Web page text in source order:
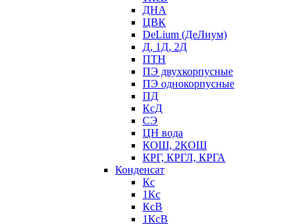
ДНА
ЦВК
DeLium (ДеЛиум)
Д, 1Д, 2Д
ПТН
ПЭ двухкорпусные
ПЭ однокорпусные
ПД
КсД
СЭ
ЦН вода
КОШ, 2КОШ
КРГ, КРГЛ, КРГА
Конденсат
Кс
1Кс
КсВ
1КсВ